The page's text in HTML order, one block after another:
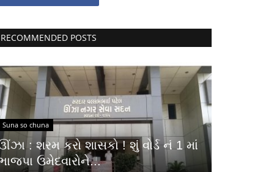
RECOMMENDED POSTS
Suna so chuna
: શરમ કરો શાસકો ! શું વોર્ડ નં 1 માં
ઉમેદવારોને...